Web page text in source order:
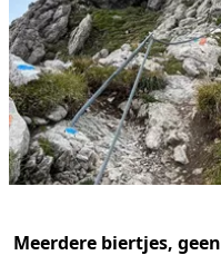
Meerdere biertjes,